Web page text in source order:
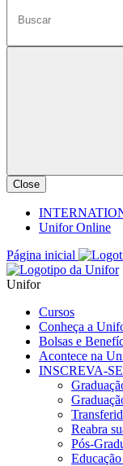
Close
Unifor Online
Página inicial
Unifor
Cursos
Conheça a
Bolsas e
Acontece na
INSCREVA-SE
Reabra
Pós-